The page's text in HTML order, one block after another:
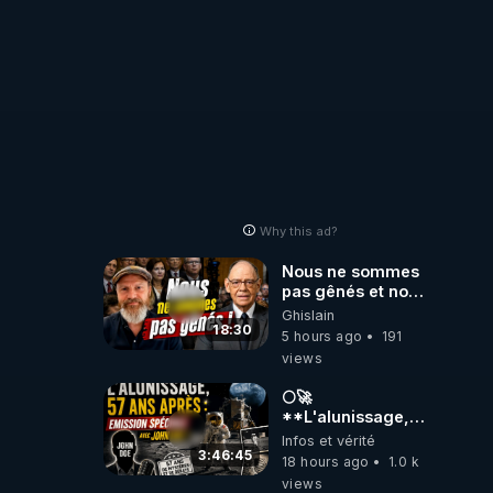
Why this ad?
18:30
Nous ne sommes
pas gênés et nous
n’avons pas
besoin de nous
excuser ! #jw
#collegecentral
Ghislain
5 hours ago
191
views
3:46:45
🌕🚀
**L'alunissage,
57 ans après :
Émission spéciale
avec John Doe
Infos et vérité
18 hours ago
1.0 k
views